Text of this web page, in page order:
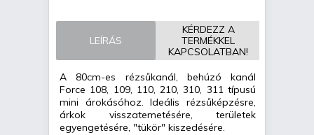
LEÍRÁS
KÉRDEZZ A
TERMÉKKEL
KAPCSOLATBAN!
A 80cm-es rézsűkanál, behúzó kanál
Force 108, 109, 110, 210, 310, 311 típusú
mini árokásóhoz. Ideális rézsűképzésre,
árkok visszatemetésére, területek
egyengetésére, "tükör" kiszedésére.